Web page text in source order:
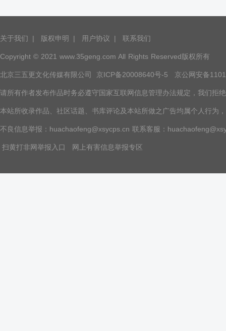
关于我们 | 版权申明 | 用户协议 | 联系我们
Copyright © 2021 www.35geng.com All Rights Reserved版权所有
北京三五更文化传媒有限公司 京ICP备20008640号-5 京公网安备
请所有作者发布作品时务必遵守国家互联网信息管理办法规定，我们拒
本站所收录作品、社区话题、书库评论及本站所做之广告均属个人行为
不良信息举报：huachaofeng@xsycps.cn 联系客服：
扫黄打非网举报入口 网上有害信息举报专区